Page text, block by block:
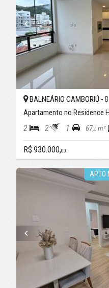
BALNEÁRIO CAMBORIÚ -
Apartamento no Residence
2 2 1 67,0 m²
R$ 930.000,00
APTO